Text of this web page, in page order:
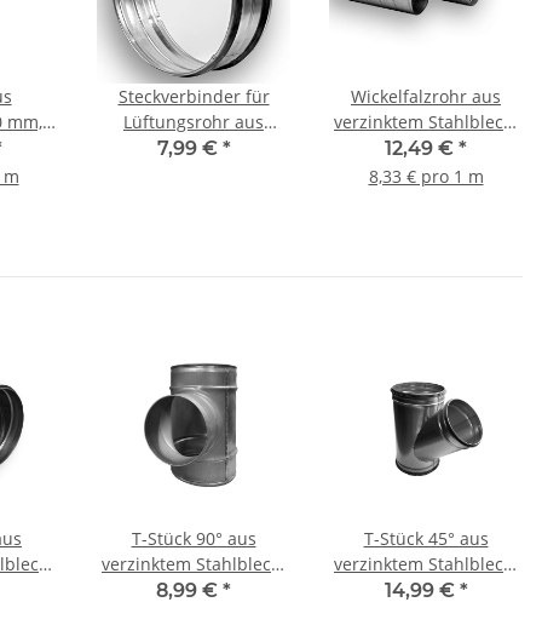
5
Steckverbinder für
Lüftungsrohr aus
verzinktem Stahlblech
7,99 € *
Wickelfalzrohr aus
verzinktem Stahlblech,
Ø 100 mm, 1,5 m, WFR
12,49 € *
8,33 € pro 1 m
T-Stück 90° aus
verzinktem Stahlblech,
ohne Dichtung, Ø 80
8,99 € *
T-Stück 45° aus
verzinktem Stahlblech,
mit Dichtung, Ø 160-
14,99 € *